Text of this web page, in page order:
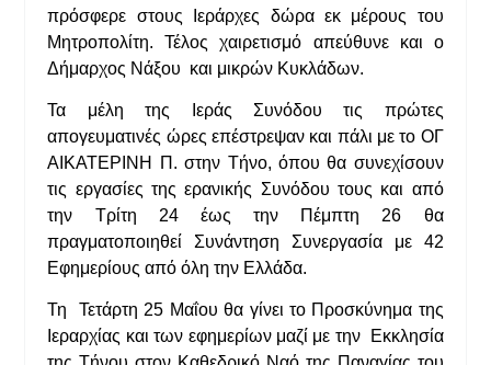
πρόσφερε στους Ιεράρχες δώρα εκ μέρους του
Μητροπολίτη. Τέλος χαιρετισμό απεύθυνε και ο
Δήμαρχος Νάξου και μικρών Κυκλάδων.
Τα μέλη της Ιεράς Συνόδου τις πρώτες
απογευματινές ώρες επέστρεψαν και πάλι με το ΟΓ
ΑΙΚΑΤΕΡΙΝΗ Π. στην Τήνο, όπου θα συνεχίσουν
τις εργασίες της ερανικής Συνόδου τους και από
την Τρίτη 24 έως την Πέμπτη 26 θα
πραγματοποιηθεί Συνάντηση Συνεργασία με 42
Εφημερίους από όλη την Ελλάδα.
Τη Τετάρτη 25 Μαΐου θα γίνει το Προσκύνημα της
Ιεραρχίας και των εφημερίων μαζί με την Εκκλησία